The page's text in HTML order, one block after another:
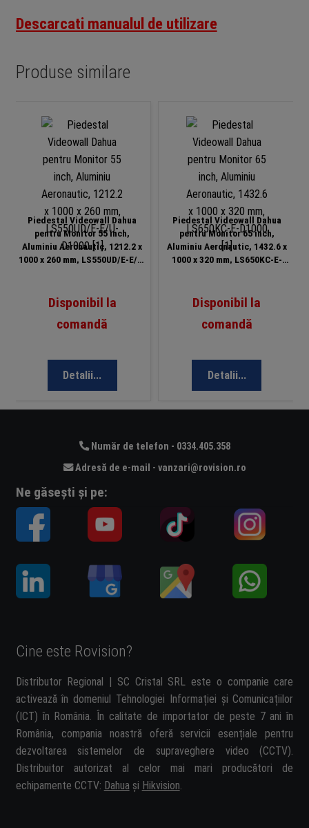
Descarcati manualul de utilizare
Produse similare
Piedestal Videowall Dahua
pentru Monitor 55 inch,
Aluminiu Aeronautic, 1212.2 x
1000 x 260 mm, LS550UD/E-E/U-
Disponibil la
comandă
Detalii...
Piedestal Videowall Dahua
pentru Monitor 65 inch,
Aluminiu Aeronautic, 1432.6 x
1000 x 320 mm, LS650KC-E-
Disponibil la
comandă
Detalii...
Număr de telefon - 0334.405.358
Adresă de e-mail - vanzari@rovision.ro
Ne găsești și pe:
Cine este Rovision?
Distributor Regional | SC Cristal SRL este o companie care
activează în domeniul Tehnologiei Informației și Comunicațiilor
(ICT) în România. În calitate de importator de peste 7 ani în
România, compania noastră oferă servicii esențiale pentru
dezvoltarea sistemelor de supraveghere video (CCTV).
Distribuitor autorizat al celor mai mari producători de
echipamente CCTV: Dahua și Hikvision